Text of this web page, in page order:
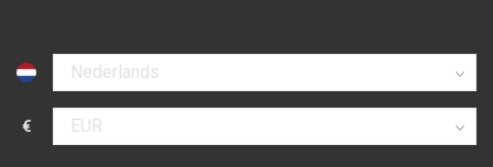
Selecteer taal
€
Selecteer valuta